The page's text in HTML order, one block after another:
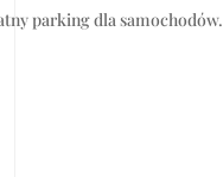
parking dla samochodów.